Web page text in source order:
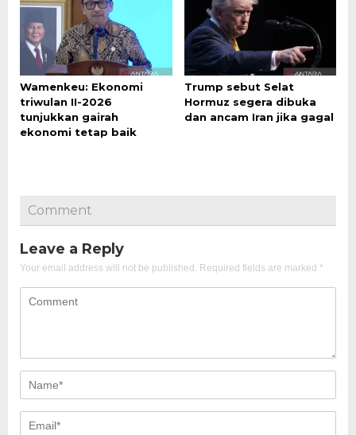
Wamenkeu: Ekonomi
triwulan II-2026
tunjukkan gairah
ekonomi tetap baik
Trump sebut Selat
Hormuz segera dibuka
dan ancam Iran jika gagal
Comment
Leave a Reply
Your email address will not be published. Required fields are marked *